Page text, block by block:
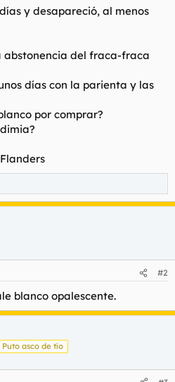
y desapareció, al menos
abstonencia del fraca-fraca
días con la parienta y las
por comprar?
#2
blanco opalescente.
Puto asco de tío